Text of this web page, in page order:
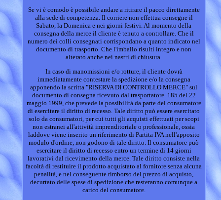
Se vi è comodo è possibile andare a ritirare il pacco direttamente
alla sede di competenza. Il corriere non effettua consegne il
Sabato, la Domenica e nei giorni festivi. Al momento della
consegna della merce il cliente è tenuto a controllare. Che il
numero dei colli consegnati corrispondano a quanto indicato nel
documento di trasporto. Che l'imballo risulti integro e non
alterato anche nei nastri di chiusura.
In caso di manomissioni e/o rotture, il cliente dovrà
immediatamente contestare la spedizione e/o la consegna
apponendo la scritta "RISERVA DI CONTROLLO MERCE" sul
documento di consegna ricevuto dal trasportatore. 185 del 22
maggio 1999, che prevede la possibilità da parte del consumatore
di esercitare il diritto di recesso. Tale diritto può essere esercitato
solo da consumatori, per cui tutti gli acquisti effettuati per scopi
non estranei all'attività imprenditoriale o professionale, ossia
laddove viene inserito un riferimento di Partita IVA nell'apposito
modulo d'ordine, non godono di tale diritto. Il consumatore può
esercitare il diritto di recesso entro un termine di 14 giorni
lavorativi dal ricevimento della merce. Tale diritto consiste nella
facoltà di restituire il prodotto acquistato al fornitore senza alcuna
penalità, e nel conseguente rimborso del prezzo di acquisto,
decurtato delle spese di spedizione che resteranno comunque a
carico del consumatore.